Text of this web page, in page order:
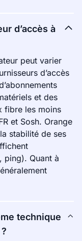
d’accès à
peut varier
d’accès
et des
fibre les moins
et Sosh. Orange
stabilité de ses
ping). Quant à
technique